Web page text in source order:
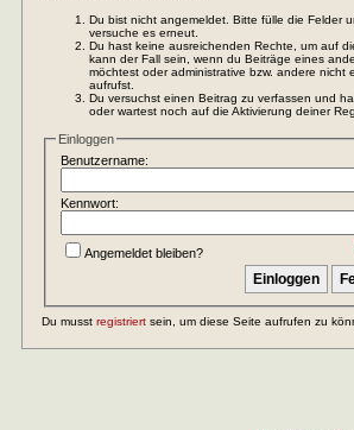
Du bist nicht angemeldet. Bitte fülle die Felder
versuche es erneut.
Du hast keine ausreichenden Rechte, um auf
kann der Fall sein, wenn du Beiträge eines
möchtest oder administrative bzw. andere nicht
aufrufst.
Du versuchst einen Beitrag zu verfassen und
oder wartest noch auf die Aktivierung deiner
Einloggen
Benutzername:
Kennwort:
Angemeldet bleiben?
Du musst registriert sein, um diese Seite aufrufen zu